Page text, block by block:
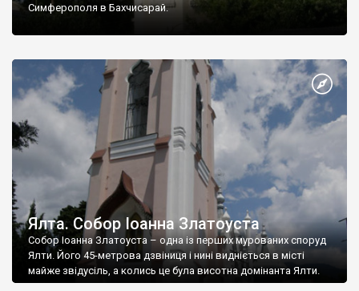
Симферополя в Бахчисарай.
Ялта. Собор Іоанна Златоуста
Собор Іоанна Златоуста – одна із перших мурованих споруд
Ялти. Його 45-метрова дзвіниця і нині видніється в місті
майже звідусіль, а колись це була висотна домінанта Ялти.